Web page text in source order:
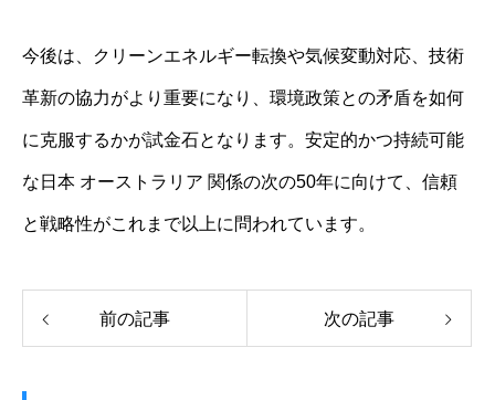
今後は、クリーンエネルギー転換や気候変動対応、技術
革新の協力がより重要になり、環境政策との矛盾を如何
に克服するかが試金石となります。安定的かつ持続可能
な日本 オーストラリア 関係の次の50年に向けて、信頼
と戦略性がこれまで以上に問われています。
前の記事 次の記事